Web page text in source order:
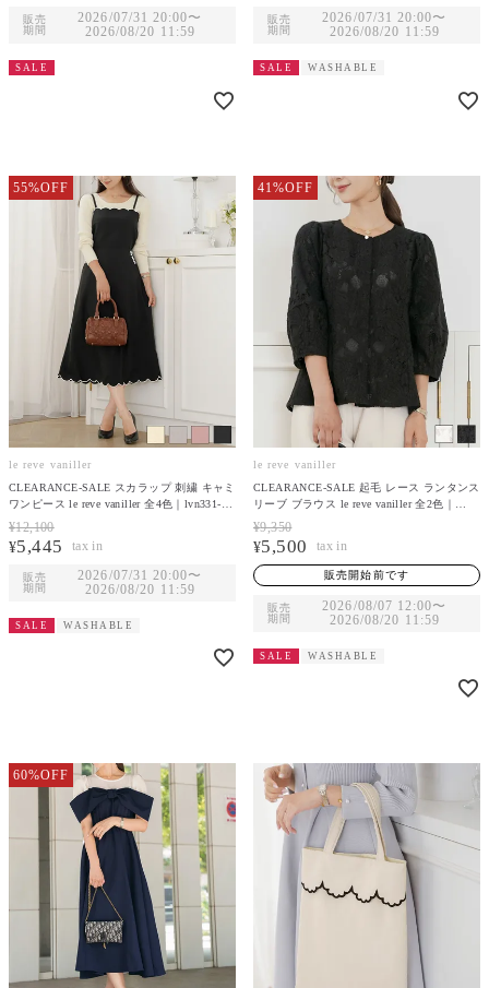
販売
期間
2026/07/31 20:00〜
2026/08/20 11:59
SALE
販売
期間
2026/07/31 20:00〜
2026/08/20 11:59
SALE WASHABLE
55%OFF
le reve vaniller
CLEARANCE-SALE スカラップ 刺繍 キャミ
ワンピース le reve vaniller 全4色｜lvn331-
2119【1】
¥12,100
¥5,445
販売
期間
2026/07/31 20:00〜
2026/08/20 11:59
SALE WASHABLE
41%OFF
le reve vaniller
CLEARANCE-SALE 起毛 レース ランタンス
リーブ ブラウス le reve vaniller 全2色｜
lvn831-2127【1】
¥9,350
¥5,500
販売開始前です
販売
期間
2026/08/07 12:00〜
2026/08/20 11:59
SALE WASHABLE
60%OFF